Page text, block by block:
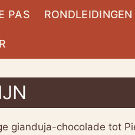
PAS RONDLEIDINGEN
gianduja-chocolade tot